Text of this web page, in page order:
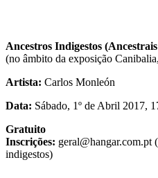
Ancestros Indigestos
(no âmbito da exposição
Artista: Carlos Monleón
Data: Sábado, 1º de Abril 2017,
Gratuito
Inscrições: geral@hangar.com.pt
indigestos)